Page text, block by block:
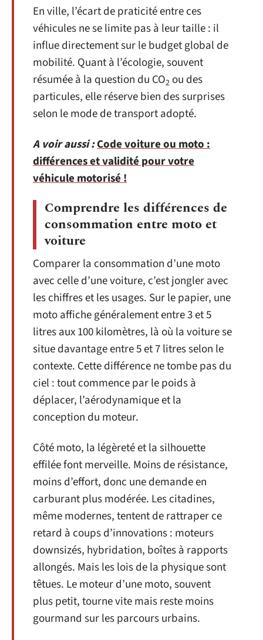
En ville, l’écart de praticité entre ces
véhicules ne se limite pas à leur taille : il
influe directement sur le budget global de
mobilité. Quant à l’écologie, souvent
résumée à la question du CO2 ou des
particules, elle réserve bien des surprises
selon le mode de transport adopté.
A voir aussi :Code voiture ou moto :
différences et validité pour votre
véhicule motorisé !
Comprendre les différences de
consommation entre moto et
voiture
Comparer la consommation d’une moto
avec celle d’une voiture, c’est jongler avec
les chiffres et les usages. Sur le papier, une
moto affiche généralement entre 3 et 5
litres aux 100 kilomètres, là où la voiture se
situe davantage entre 5 et 7 litres selon le
contexte. Cette différence ne tombe pas du
ciel : tout commence par le poids à
déplacer, l’aérodynamique et la
conception du moteur.
Côté moto, la légèreté et la silhouette
effilée font merveille. Moins de résistance,
moins d’effort, donc une demande en
carburant plus modérée. Les citadines,
même modernes, tentent de rattraper ce
retard à coups d’innovations : moteurs
downsizés, hybridation, boîtes à rapports
allongés. Mais les lois de la physique sont
têtues. Le moteur d’une moto, souvent
plus petit, tourne vite mais reste moins
gourmand sur les parcours urbains.